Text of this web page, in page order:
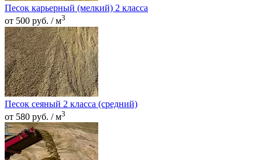
Песок карьерный (мелкий) 2 класса
от 500 руб. / м3
Песок сеяный 2 класса (средний)
от 580 руб. / м3